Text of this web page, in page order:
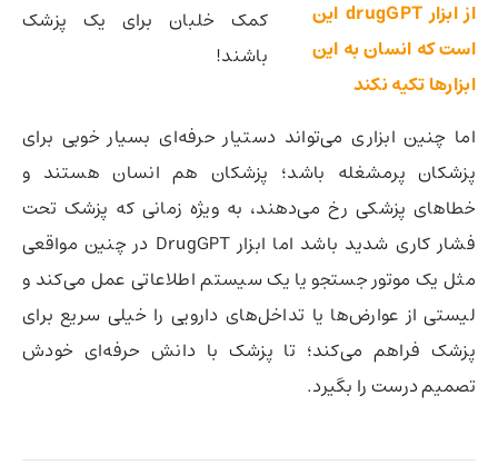
کمک خلبان برای یک پزشک
باشند!
از ابزار drugGPT این
است که انسان به این
ابزارها تکیه نکند
اما چنین ابزاری می‌تواند دستیار حرفه‌ای بسیار خوبی برای
پزشکان پرمشغله باشد؛‌ پزشکان هم انسان هستند و
خطاهای پزشکی رخ می‌دهند، به ویژه زمانی که پزشک تحت
فشار کاری شدید باشد اما ابزار DrugGPT در چنین مواقعی
مثل یک موتور جستجو یا یک سیستم اطلاعاتی عمل می‌کند و
لیستی از عوارض‌ها یا تداخل‌های دارویی را خیلی سریع برای
پزشک فراهم می‌کند؛‌ تا پزشک با دانش حرفه‌ای خودش
تصمیم درست را بگیرد.